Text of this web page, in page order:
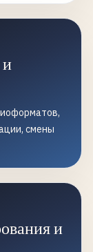
смены
и